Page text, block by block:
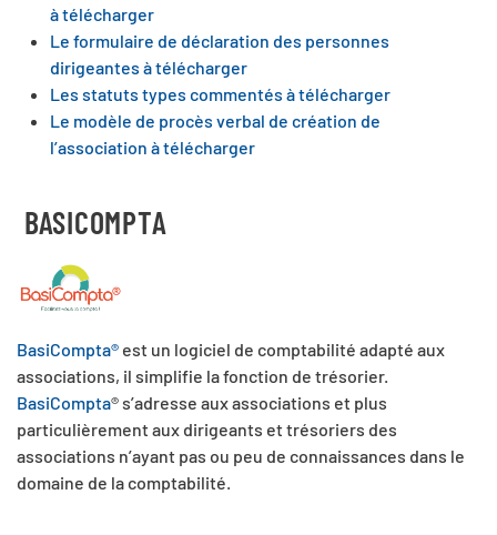
à télécharger
Le formulaire de déclaration des personnes
dirigeantes à télécharger
Les statuts types commentés à télécharger
Le modèle de procès verbal de création de
l’association à télécharger
BASICOMPTA
BasiCompta® est un logiciel de comptabilité adapté aux
associations, il simplifie la fonction de trésorier.
BasiCompta® s’adresse aux associations et plus
particulièrement aux dirigeants et trésoriers des
associations n’ayant pas ou peu de connaissances dans le
domaine de la comptabilité.